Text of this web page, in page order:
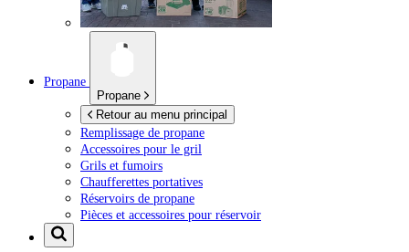
Propane
Propane
Retour au menu principal
Remplissage de propane
Accessoires pour le gril
Grils et fumoirs
Chaufferettes portatives
Réservoirs de propane
Pièces et accessoires pour réservoir